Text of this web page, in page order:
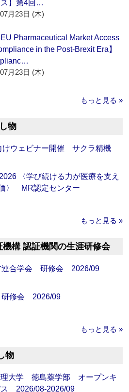
】第4回…
月23日 (木)
Pharmaceutical Market Access
in the Post-Brexit Era】
月23日 (木)
もっと見る »
物
けウェビナー開催 サクラ精機
〈学び続ける力が医療を支え
〉 MR認定センター
もっと見る »
構 認証機関の生涯研修会
連合学会 研修会 2026/09
修会 2026/09
もっと見る »
物
理大学 徳島薬学部 オープンキ
ス 2026/08-2026/09